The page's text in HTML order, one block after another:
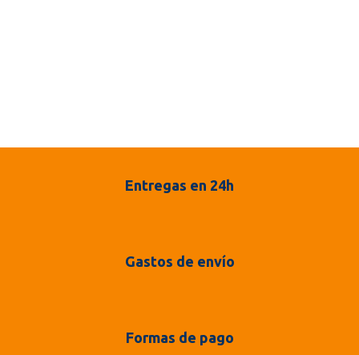
Entregas en 24h
Gastos de envío
Formas de pago